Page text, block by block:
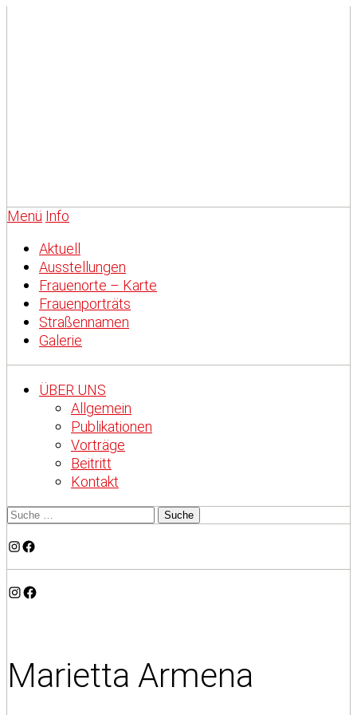
Menü Info
Aktuell
Ausstellungen
Frauenorte – Karte
Frauenporträts
Straßennamen
Galerie
ÜBER UNS
Allgemein
Publikationen
Vorträge
Beitritt
Kontakt
Instagram
Facebook
Instagram
Facebook
Marietta Armena